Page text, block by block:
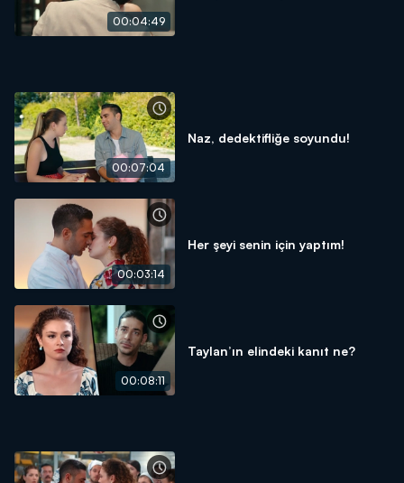
00:04:49
00:07:04
Naz, dedektifliğe soyundu!
00:03:14
Her şeyi senin için yaptım!
00:08:11
Taylan’ın elindeki kanıt ne?